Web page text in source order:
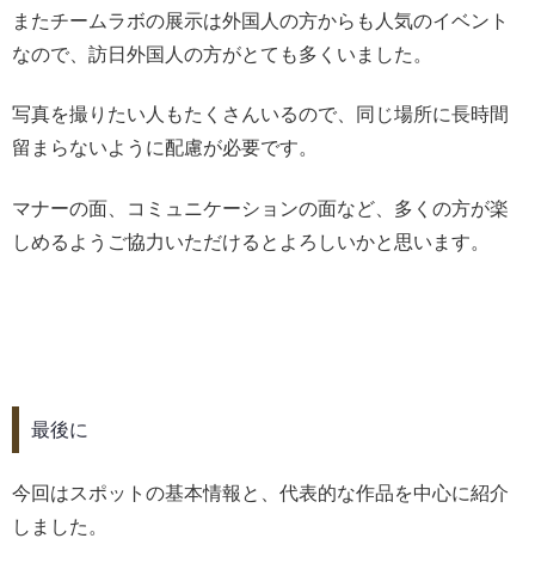
またチームラボの展示は外国人の方からも人気のイベント
なので、訪日外国人の方がとても多くいました。
写真を撮りたい人もたくさんいるので、同じ場所に長時間
留まらないように配慮が必要です。
マナーの面、コミュニケーションの面など、多くの方が楽
しめるようご協力いただけるとよろしいかと思います。
最後に
今回はスポットの基本情報と、代表的な作品を中心に紹介
しました。